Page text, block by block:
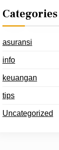
Categories
asuransi
info
keuangan
tips
Uncategorized